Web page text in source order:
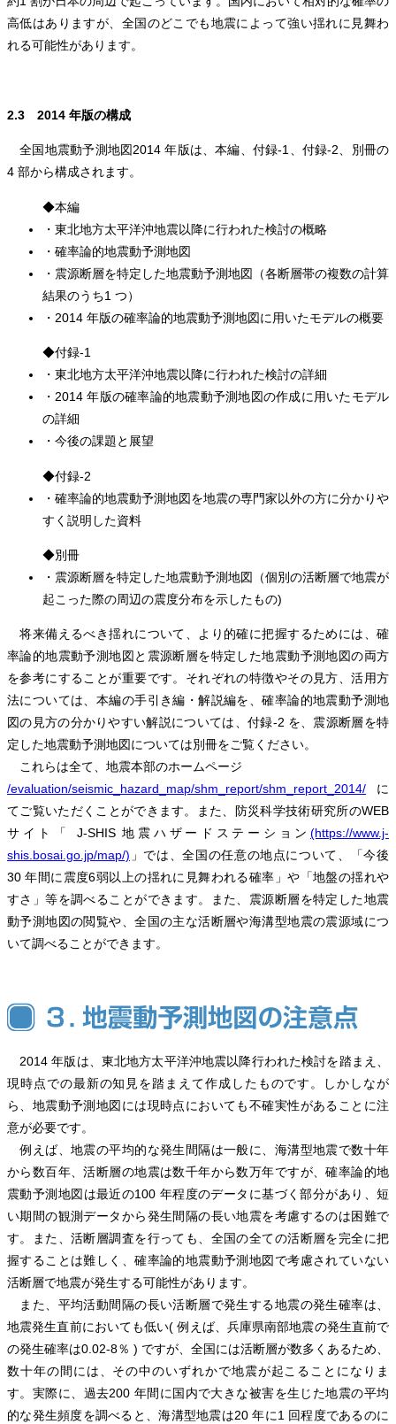
高低はありますが、全国のどこでも地震によって強い揺れに見舞わ
れる可能性があります。
2.3 2014 年版の構成
全国地震動予測地図2014 年版は、本編、付録-1、付録-2、別冊の
4 部から構成されます。
◆本編
・東北地方太平洋沖地震以降に行われた検討の概略
・確率論的地震動予測地図
・震源断層を特定した地震動予測地図（各断層帯の複数の計算
結果のうち1 つ）
・2014 年版の確率論的地震動予測地図に用いたモデルの概要
◆付録-1
・東北地方太平洋沖地震以降に行われた検討の詳細
・2014 年版の確率論的地震動予測地図の作成に用いたモデル
の詳細
・今後の課題と展望
◆付録-2
・確率論的地震動予測地図を地震の専門家以外の方に分かりや
すく説明した資料
◆別冊
・震源断層を特定した地震動予測地図（個別の活断層で地震が
起こった際の周辺の震度分布を示したもの)
将来備えるべき揺れについて、より的確に把握するためには、確
率論的地震動予測地図と震源断層を特定した地震動予測地図の両方
を参考にすることが重要です。それぞれの特徴やその見方、活用方
法については、本編の手引き編・解説編を、確率論的地震動予測地
図の見方の分かりやすい解説については、付録-2 を、震源断層を特
定した地震動予測地図については別冊をご覧ください。
これらは全て、地震本部のホームページ
/evaluation/seismic_hazard_map/shm_report/shm_report_2014/ に
てご覧いただくことができます。また、防災科学技術研究所のWEB
サイト「 J-SHIS 地震ハザードステーション (https://www.j-
shis.bosai.go.jp/map/) 」では、全国の任意の地点について、「今後
30 年間に震度6弱以上の揺れに見舞われる確率」や「地盤の揺れや
すさ」等を調べることができます。また、震源断層を特定した地震
動予測地図の閲覧や、全国の主な活断層や海溝型地震の震源域につ
いて調べることができます。
2014 年版は、東北地方太平洋沖地震以降行われた検討を踏まえ、
現時点での最新の知見を踏まえて作成したものです。しかしなが
ら、地震動予測地図には現時点においても不確実性があることに注
意が必要です。
例えば、地震の平均的な発生間隔は一般に、海溝型地震で数十年
から数百年、活断層の地震は数千年から数万年ですが、確率論的地
震動予測地図は最近の100 年程度のデータに基づく部分があり、短
い期間の観測データから発生間隔の長い地震を考慮するのは困難で
す。また、活断層調査を行っても、全国の全ての活断層を完全に把
握することは難しく、確率論的地震動予測地図で考慮されていない
活断層で地震が発生する可能性があります。
また、平均活動間隔の長い活断層で発生する地震の発生確率は、
地震発生直前においても低い( 例えば、兵庫県南部地震の発生直前で
の発生確率は0.02-8％ ) ですが、全国には活断層が数多くあるため、
数十年の間には、その中のいずれかで地震が起こることになりま
す。実際に、過去200 年間に国内で大きな被害を生じた地震の平均
的な発生頻度を調べると、海溝型地震は20 年に1 回程度であるのに